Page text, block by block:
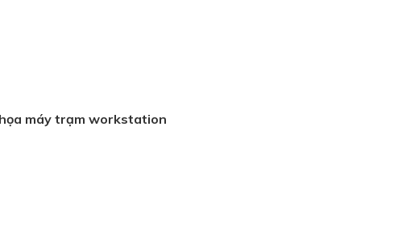
máy trạm workstation